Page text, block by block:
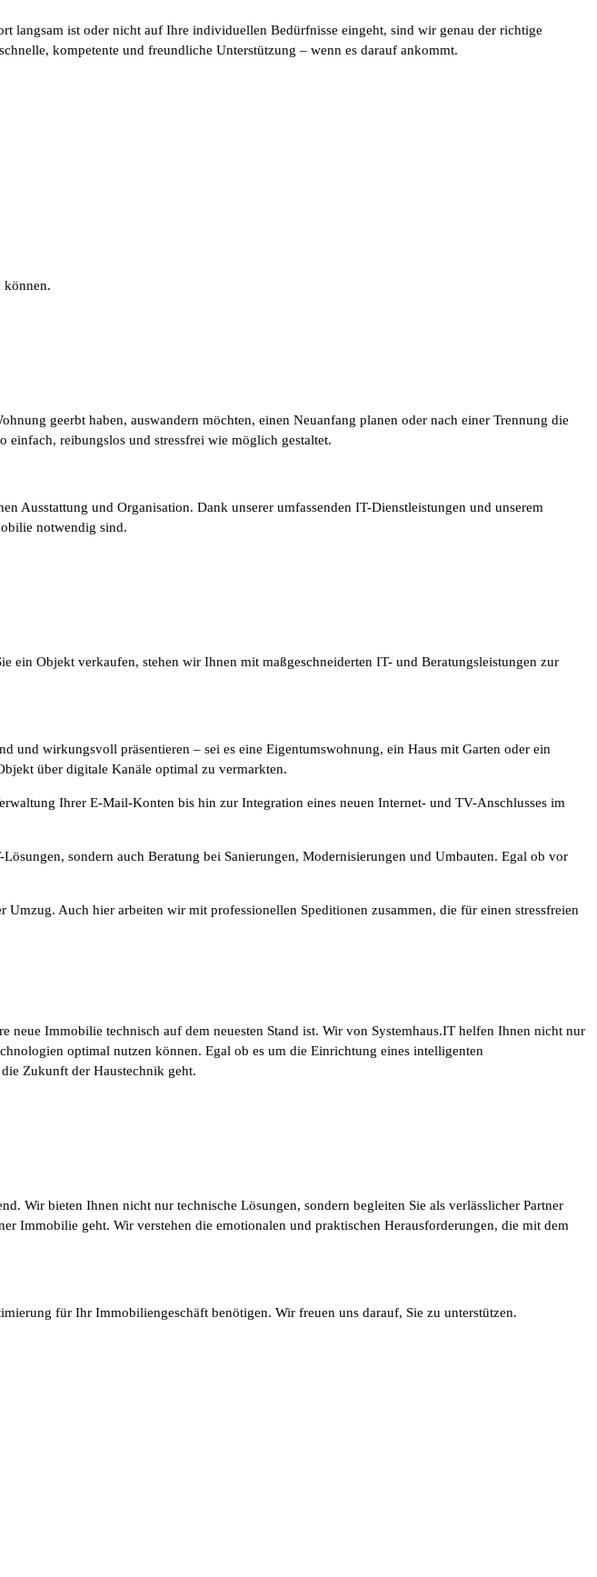
langsam ist oder nicht auf Ihre individuellen Bedürfnisse eingeht, sind wir genau der richtige
kompetente und freundliche Unterstützung – wenn es darauf ankommt.
können.
geerbt haben, auswandern möchten, einen Neuanfang planen oder nach einer Trennung die
einfach, reibungslos und stressfrei wie möglich gestaltet.
Ausstattung und Organisation. Dank unserer umfassenden IT-Dienstleistungen und unserem
notwendig sind.
Objekt verkaufen, stehen wir Ihnen mit maßgeschneiderten IT- und Beratungsleistungen zur
und wirkungsvoll präsentieren – sei es eine Eigentumswohnung, ein Haus mit Garten oder ein
über digitale Kanäle optimal zu vermarkten.
Ihrer E-Mail-Konten bis hin zur Integration eines neuen Internet- und TV-Anschlusses im
sondern auch Beratung bei Sanierungen, Modernisierungen und Umbauten. Egal ob vor
Auch hier arbeiten wir mit professionellen Speditionen zusammen, die für einen stressfreien
Immobilie technisch auf dem neuesten Stand ist. Wir von Systemhaus.IT helfen Ihnen nicht nur
optimal nutzen können. Egal ob es um die Einrichtung eines intelligenten
Zukunft der Haustechnik geht.
Wir bieten Ihnen nicht nur technische Lösungen, sondern begleiten Sie als verlässlicher Partner
Immobilie geht. Wir verstehen die emotionalen und praktischen Herausforderungen, die mit dem
für Ihr Immobiliengeschäft benötigen. Wir freuen uns darauf, Sie zu unterstützen.